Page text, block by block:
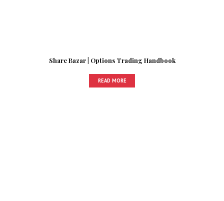
Share Bazar | Options Trading Handbook
READ MORE